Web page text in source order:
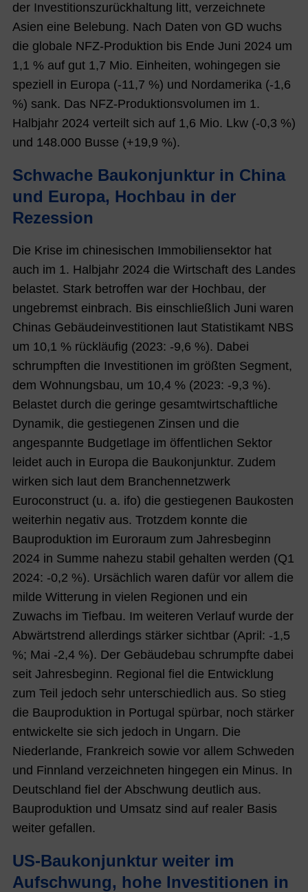
der Investitionszurückhaltung litt, verzeichnete
Asien eine Belebung. Nach Daten von GD wuchs
die globale NFZ-Produktion bis Ende Juni 2024 um
1,1 % auf gut 1,7 Mio. Einheiten, wohingegen sie
speziell in Europa (-11,7 %) und Nordamerika (-1,6
%) sank. Das NFZ-Produktionsvolumen im 1.
Halbjahr 2024 verteilt sich auf 1,6 Mio. Lkw (-0,3 %)
und 148.000 Busse (+19,9 %).
Schwache Baukonjunktur in China
und Europa, Hochbau in der
Rezession
Die Krise im chinesischen Immobiliensektor hat
auch im 1. Halbjahr 2024 die Wirtschaft des Landes
belastet. Stark betroffen war der Hochbau, der
ungebremst einbrach. Bis einschließlich Juni waren
Chinas Gebäudeinvestitionen laut Statistikamt NBS
um 10,1 % rückläufig (2023: -9,6 %). Dabei
schrumpften die Investitionen im größten Segment,
dem Wohnungsbau, um 10,4 % (2023: -9,3 %).
Belastet durch die geringe gesamtwirtschaftliche
Dynamik, die gestiegenen Zinsen und die
angespannte Budgetlage im öffentlichen Sektor
leidet auch in Europa die Baukonjunktur. Zudem
wirken sich laut dem Branchennetzwerk
Euroconstruct (u. a. ifo) die gestiegenen Baukosten
weiterhin negativ aus. Trotzdem konnte die
Bauproduktion im Euroraum zum Jahresbeginn
2024 in Summe nahezu stabil gehalten werden (Q1
2024: -0,2 %). Ursächlich waren dafür vor allem die
milde Witterung in vielen Regionen und ein
Zuwachs im Tiefbau. Im weiteren Verlauf wurde der
Abwärtstrend allerdings stärker sichtbar (April: -1,5
%; Mai -2,4 %). Der Gebäudebau schrumpfte dabei
seit Jahresbeginn. Regional fiel die Entwicklung
zum Teil jedoch sehr unterschiedlich aus. So stieg
die Bauproduktion in Portugal spürbar, noch stärker
entwickelte sie sich jedoch in Ungarn. Die
Niederlande, Frankreich sowie vor allem Schweden
und Finnland verzeichneten hingegen ein Minus. In
Deutschland fiel der Abschwung deutlich aus.
Bauproduktion und Umsatz sind auf realer Basis
weiter gefallen.
US-Baukonjunktur weiter im
Aufschwung, hohe Investitionen in